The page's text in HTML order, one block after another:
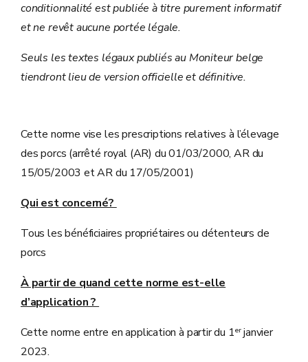
conditionnalité est publiée à titre purement informatif
et ne revêt aucune portée légale.
Seuls les textes légaux publiés au Moniteur belge
tiendront lieu de version officielle et définitive.
Cette norme vise les prescriptions relatives à l’élevage
des porcs (arrêté royal (AR) du 01/03/2000, AR du
15/05/2003 et AR du 17/05/2001)
Qui est concerné?
Tous les bénéficiaires propriétaires ou détenteurs de
porcs
À partir de quand cette norme est-elle
d’application ?
Cette norme entre en application à partir du 1erjanvier
2023.